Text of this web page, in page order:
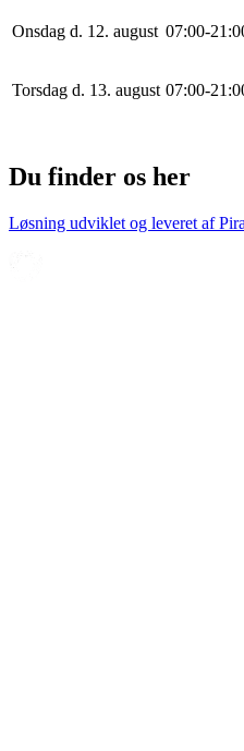
Onsdag d. 12. august 07:00-21 :0
Torsdag d. 13. august 07:00-21 :0
Du finder os her
Løsning udviklet og leveret af